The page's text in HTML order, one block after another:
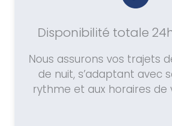
Disponibilité totale
Nous assurons vos trajets
de nuit, s’adaptant avec
rythme et aux horaires de